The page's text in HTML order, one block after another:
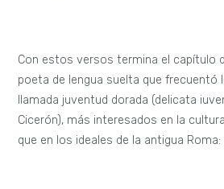
Con estos versos termina el capítulo
poeta de lengua suelta que frecuentó
llamada juventud dorada (delicata
Cicerón), más interesados en la
que en los ideales de la antigua Roma: